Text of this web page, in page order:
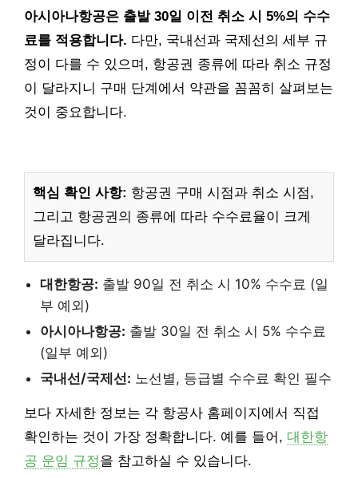
아시아나항공은 출발 30일 이전 취소 시 5%의 수수
료를 적용합니다. 다만, 국내선과 국제선의 세부 규
정이 다를 수 있으며, 항공권 종류에 따라 취소 규정
이 달라지니 구매 단계에서 약관을 꼼꼼히 살펴보는
것이 중요합니다.
핵심 확인 사항: 항공권 구매 시점과 취소 시점,
그리고 항공권의 종류에 따라 수수료율이 크게
달라집니다.
대한항공: 출발 90일 전 취소 시 10% 수수료 (일
부 예외)
아시아나항공: 출발 30일 전 취소 시 5% 수수료
(일부 예외)
국내선/국제선: 노선별, 등급별 수수료 확인 필수
보다 자세한 정보는 각 항공사 홈페이지에서 직접
확인하는 것이 가장 정확합니다. 예를 들어, 대한항
공 운임 규정을 참고하실 수 있습니다.